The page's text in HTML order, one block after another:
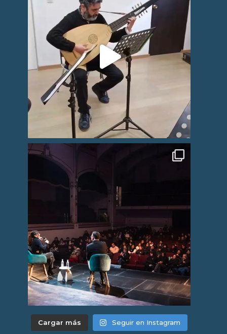
Cargar más Seguir en Instagram